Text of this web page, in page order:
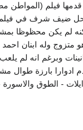
قدمها فيلم
وحل ضيف شرف في فيلم
لم يكن محظوظا
المنية يوم 9/6/2005م عن عمر يناهز 45 عاما ،
وبرغم انه لم
ادوارا بارزة طوال
- الطوق والاسورة